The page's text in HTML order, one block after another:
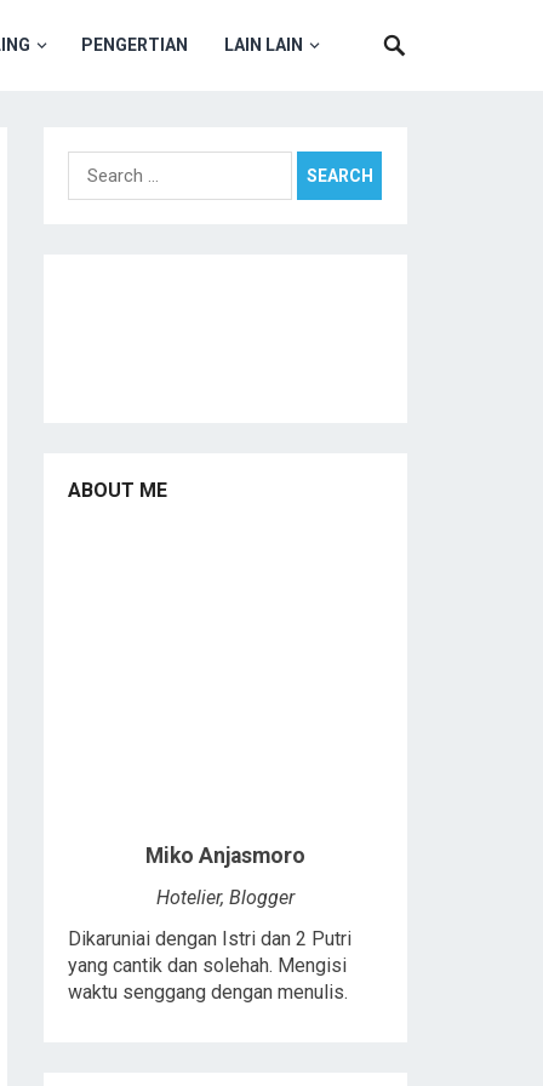
PENGERTIAN LAIN LAIN
Search
for:
ABOUT ME
Miko Anjasmoro
Hotelier, Blogger
Dikaruniai dengan Istri dan 2 Putri
yang cantik dan solehah. Mengisi
waktu senggang dengan menulis.